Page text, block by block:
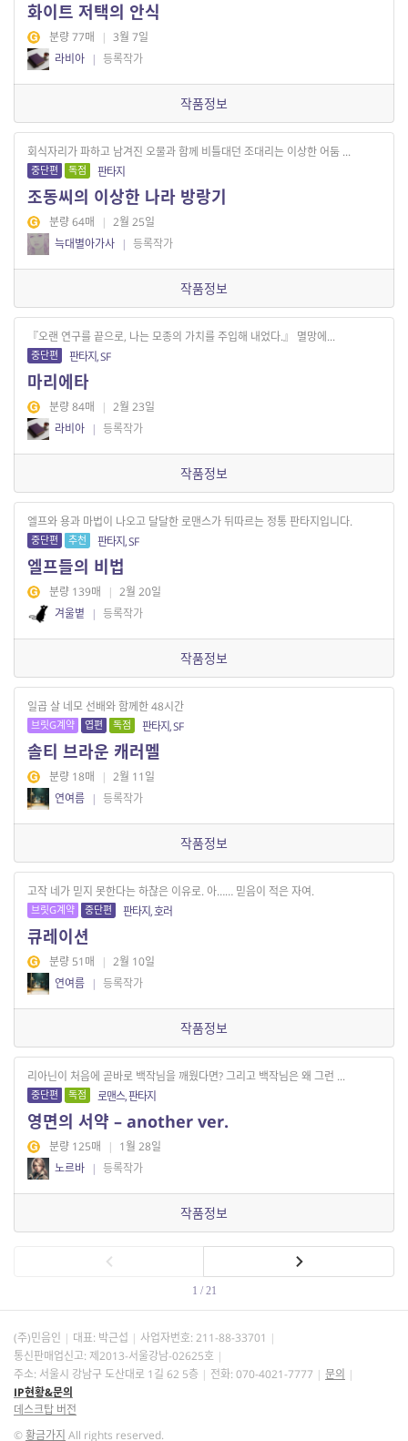
화이트 저택의 안식
분량 77매 | 3월 7일
라비아 | 등록작가
작품정보
회식자리가 파하고 남겨진 오물과 함께 비틀대던 조대리는 이상한 어둠 ...
중단편 독점 판타지
조동씨의 이상한 나라 방랑기
분량 64매 | 2월 25일
늑대별아가사 | 등록작가
작품정보
『오랜 연구를 끝으로, 나는 모종의 가치를 주입해 내었다.』 멸망에...
중단편 판타지, SF
마리에타
분량 84매 | 2월 23일
라비아 | 등록작가
작품정보
엘프와 용과 마법이 나오고 달달한 로맨스가 뒤따르는 정통 판타지입니다.
중단편 추천 판타지, SF
엘프들의 비법
분량 139매 | 2월 20일
겨울볕
| 등록작가
작품정보
일곱 살 네모 선배와 함께한 48시간
브릿G계약 엽편 독점 판타지, SF
솔티 브라운 캐러멜
분량 18매 | 2월 11일
연여름 | 등록작가
작품정보
고작 네가 믿지 못한다는 하찮은 이유로. 아…… 믿음이 적은 자여.
브릿G계약 중단편 판타지, 호러
큐레이션
분량 51매 | 2월 10일
연여름 | 등록작가
작품정보
리아닌이 처음에 곧바로 백작님을 깨웠다면? 그리고 백작님은 왜 그런 ...
중단편 독점 로맨스, 판타지
영면의 서약 – another ver.
분량 125매 | 1월 28일
노르바 | 등록작가
작품정보
1 / 21
(주)민음인 대표: 박근섭 사업자번호: 211-88-33701
통신판매업신고: 제2013-서울강남-02625호
주소: 서울시 강남구 도산대로 1길 62 5층
전화: 070-4021-7777
문의
IP현황&문의
데스크탑 버전
©황금가지 All rights reserved.